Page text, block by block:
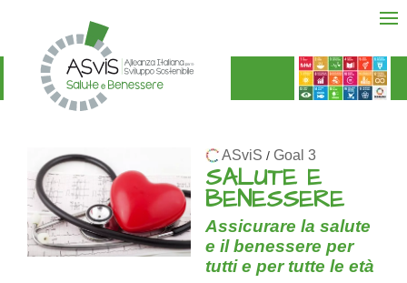
ASviS / Goal 3
SALUTE E
BENESSERE
Assicurare la salute
e il benessere per
tutti e per tutte le età